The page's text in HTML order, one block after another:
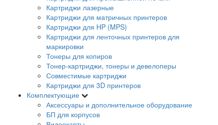
Картриджи лазерные
Картриджи для матричных принтеров
Картриджи для HP (MPS)
Картриджи для ленточных принтеров для
маркировки
Тонеры для копиров
Тонер-картриджи, тонеры и девелоперы
Совместимые картриджи
Картриджи для 3D принтеров
Комплектующие
Аксессуары и дополнительное оборудование
БП для корпусов